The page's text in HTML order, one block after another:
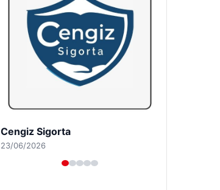
Hastaş Beton
26/05/2026